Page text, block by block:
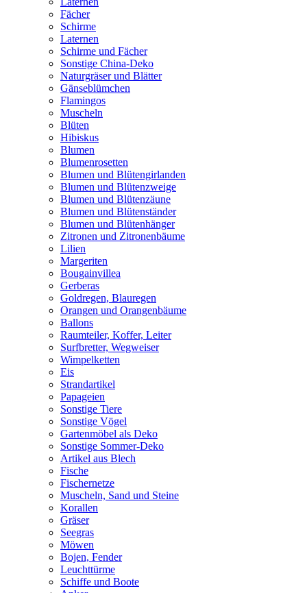
Fächer
Schirme
Laternen
Schirme und Fächer
Sonstige China-Deko
Naturgräser und Blätter
Gänseblümchen
Flamingos
Muscheln
Blüten
Hibiskus
Blumen
Blumenrosetten
Blumen und Blütengirlanden
Blumen und Blütenzweige
Blumen und Blütenzäune
Blumen und Blütenständer
Blumen und Blütenhänger
Zitronen und Zitronenbäume
Lilien
Margeriten
Bougainvillea
Gerberas
Goldregen, Blauregen
Orangen und Orangenbäume
Ballons
Raumteiler, Koffer, Leiter
Surfbretter, Wegweiser
Wimpelketten
Eis
Strandartikel
Papageien
Sonstige Tiere
Sonstige Vögel
Gartenmöbel als Deko
Sonstige Sommer-Deko
Artikel aus Blech
Fische
Fischernetze
Muscheln, Sand und Steine
Korallen
Gräser
Seegras
Möwen
Bojen, Fender
Leuchttürme
Schiffe und Boote